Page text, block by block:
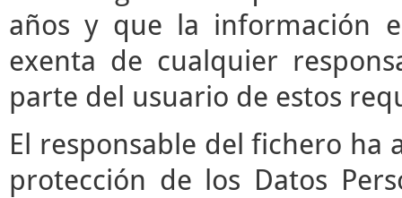
años y que la información
exenta de cualquier
parte del usuario de estos
El responsable del fichero ha
protección de los Datos